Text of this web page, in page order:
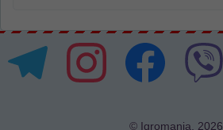
© Igromania, 2026.